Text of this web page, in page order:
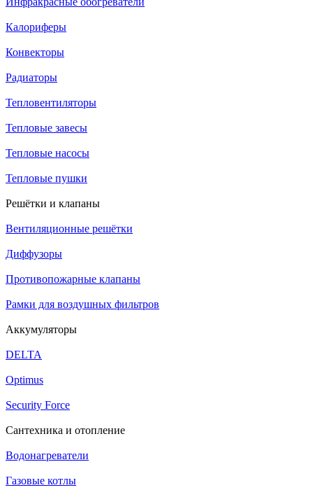
Калориферы
Конвекторы
Радиаторы
Тепловентиляторы
Тепловые завесы
Тепловые насосы
Тепловые пушки
Решётки и клапаны
Вентиляционные решётки
Диффузоры
Противопожарные клапаны
Рамки для воздушных фильтров
Аккумуляторы
DELTA
Optimus
Security Force
Сантехника и отопление
Водонагреватели
Газовые котлы